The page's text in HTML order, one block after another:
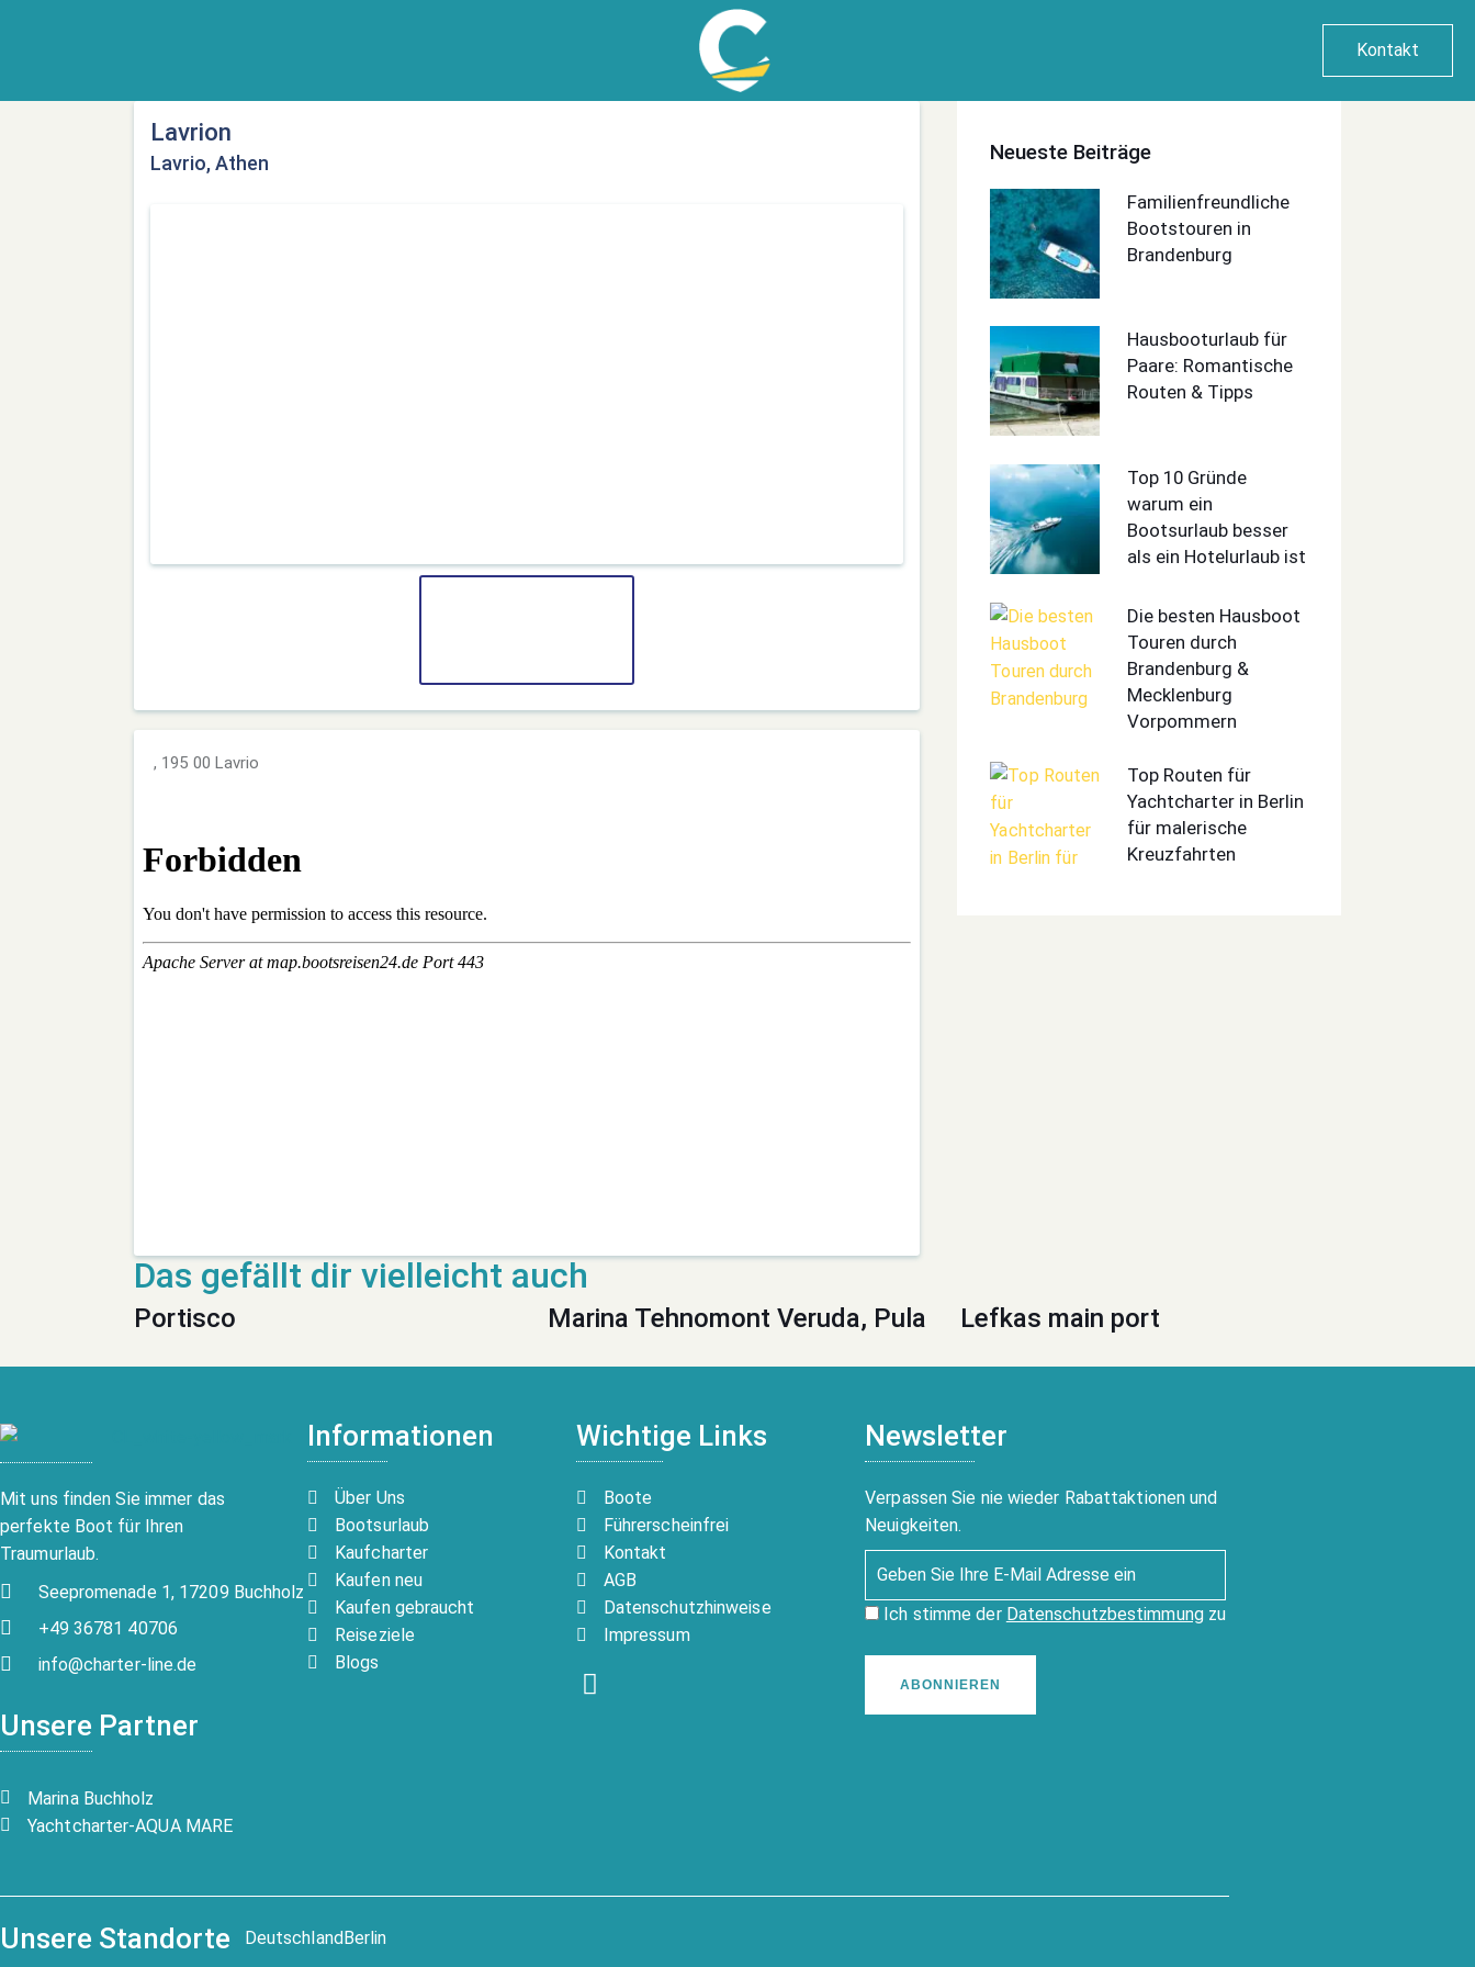
Kontakt
Lavrion
Lavrio, Athen
, 195 00 Lavrio
Neueste Beiträge
Familienfreundliche
Bootstouren in
Brandenburg
Hausbooturlaub für
Paare: Romantische
Routen & Tipps
Top 10 Gründe
warum ein
Bootsurlaub besser
als ein Hotelurlaub ist
Die besten Hausboot
Touren durch
Brandenburg &
Mecklenburg
Vorpommern
Top Routen für
Yachtcharter in Berlin
für malerische
Kreuzfahrten
Portisco Marina Tehnomont Veruda, Pula Lefkas main port
Mit uns finden Sie immer das
perfekte Boot für Ihren
Traumurlaub.
Seepromenade 1, 17209 Buchholz
+49 36781 40706
info@charter-line.de
Unsere Partner
Marina Buchholz
Yachtcharter-AQUA MARE
Informationen
Über Uns
Bootsurlaub
Kaufcharter
Kaufen neu
Kaufen gebraucht
Reiseziele
Blogs
Wichtige Links
Boote
Führerscheinfrei
Kontakt
AGB
Datenschutzhinweise
Impressum
Newsletter
Verpassen Sie nie wieder Rabattaktionen und
Neuigkeiten.
Ich stimme der Datenschutzbestimmungzu
ABONNIEREN
Unsere Standorte DeutschlandBerlin